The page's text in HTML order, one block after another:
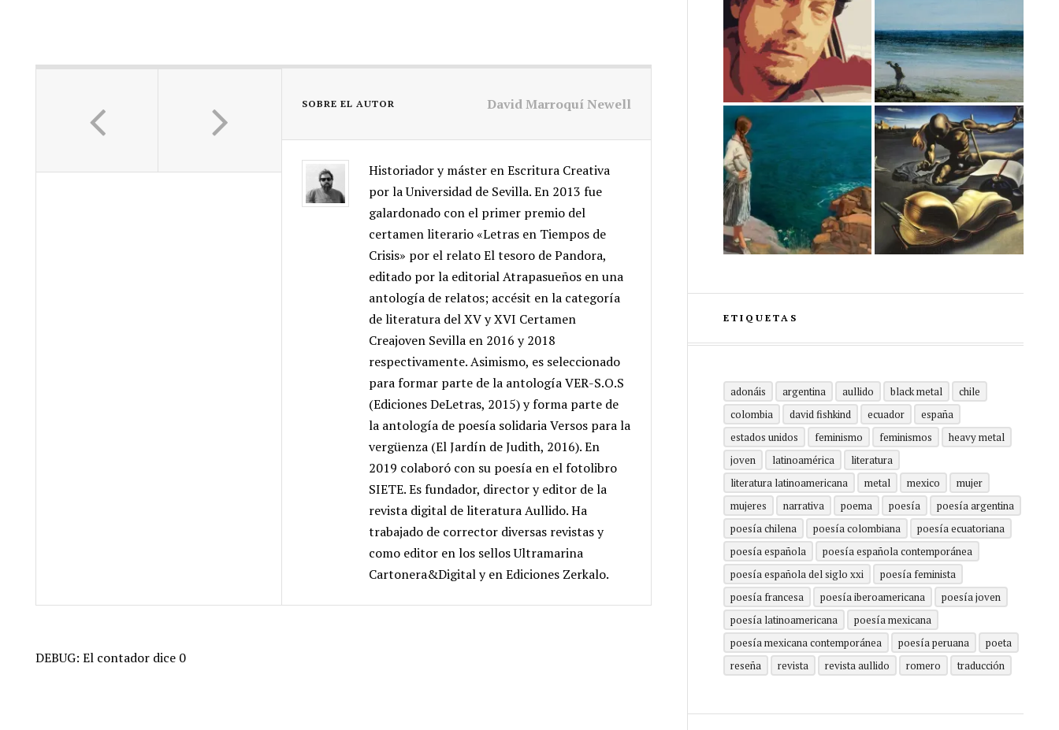
SOBRE EL AUTOR David Marroquí Newell
Historiador y máster en Escritura Creativa
por la Universidad de Sevilla. En 2013 fue
galardonado con el primer premio del
certamen literario «Letras en Tiempos de
Crisis» por el relato El tesoro de Pandora,
editado por la editorial Atrapasueños en una
antología de relatos; accésit en la categoría
de literatura del XV y XVI Certamen
Creajoven Sevilla en 2016 y 2018
respectivamente. Asimismo, es seleccionado
para formar parte de la antología VER-S.O.S
(Ediciones DeLetras, 2015) y forma parte de
la antología de poesía solidaria Versos para la
vergüenza (El Jardín de Judith, 2016). En
2019 colaboró con su poesía en el fotolibro
SIETE. Es fundador, director y editor de la
revista digital de literatura Aullido. Ha
trabajado de corrector diversas revistas y
como editor en los sellos Ultramarina
Cartonera&Digital y en Ediciones Zerkalo.
DEBUG: El contador dice 0
ETIQUETAS
adonáis argentina aullido black metal
chile
colombia
david fishkind ecuador
españa
estados unidos
feminismo feminismos
heavy metal
joven
latinoamérica
literatura
literatura latinoamericana
metal mexico
mujer
mujeres
narrativa poema poesía
poesía argentina
poesía chilena
poesía colombiana
poesía ecuatoriana
poesía española
poesía española contemporánea
poesía española del siglo xxi
poesía feminista
poesía francesa
poesía iberoamericana
poesía joven
poesía latinoamericana
poesía mexicana
poesía mexicana contemporánea
poesía peruana
poeta
reseña
revista revista aullido romero traducción